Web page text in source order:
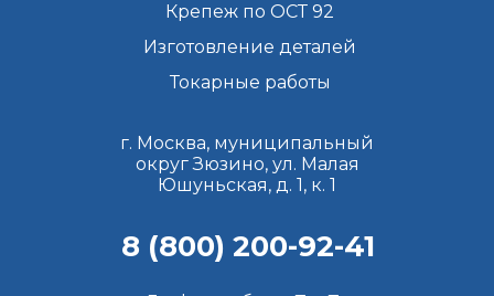
г. Москва, муниципальный
округ Зюзино, ул. Малая
Юшуньская, д. 1, к. 1
Крепеж по ОСТ 92
Изготовление деталей
Токарные работы
8 (800) 200-92-41